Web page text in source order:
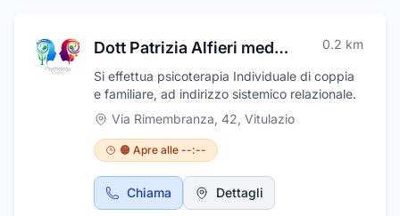
Dott Patrizia Alfieri medico psicoterapeuta 0.2 km
Si effettua psicoterapia Individuale di coppia
e familiare, ad indirizzo sistemico relazionale.
Via Rimembranza, 42, Vitulazio
🟠 Apre alle --:--
Chiama Dettagli